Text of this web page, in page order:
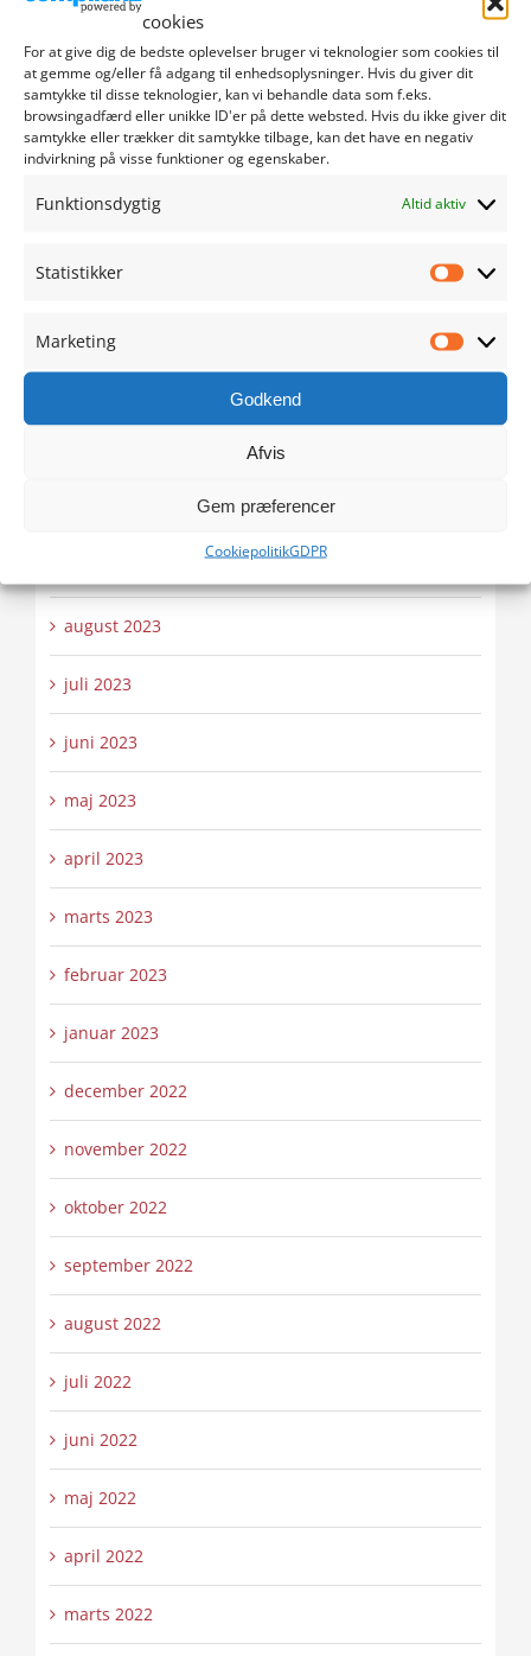
cookies
For at give dig de bedste oplevelser bruger vi teknologier som cookies til
at gemme og/eller få adgang til enhedsoplysninger. Hvis du giver dit
samtykke til disse teknologier, kan vi behandle data som f.eks.
browsingadfærd eller unikke ID'er på dette websted. Hvis du ikke giver dit
samtykke eller trækker dit samtykke tilbage, kan det have en negativ
indvirkning på visse funktioner og egenskaber.
Funktionsdygtig Altid aktiv
Statistikker
Marketing
Godkend
Afvis
Gem præferencer
CookiepolitikGDPR
juni 2024
maj 2024
april 2024
marts 2024
februar 2024
januar 2024
august 2023
juli 2023
juni 2023
maj 2023
april 2023
marts 2023
februar 2023
januar 2023
december 2022
november 2022
oktober 2022
september 2022
august 2022
juli 2022
juni 2022
maj 2022
april 2022
marts 2022